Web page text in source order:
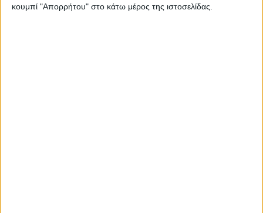
κουμπί "Απορρήτου" στο κάτω μέρος της ιστοσελίδας.
φυτού.